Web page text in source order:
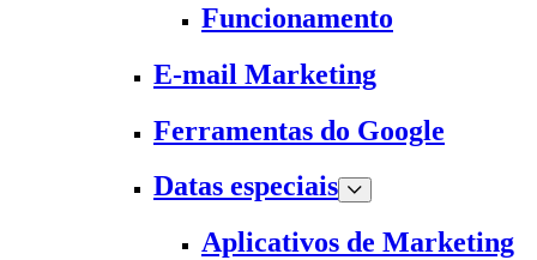
Funcionamento
E-mail Marketing
Ferramentas do Google
Datas especiais
Aplicativos de Marketing